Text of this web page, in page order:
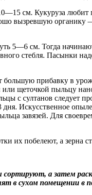
см. Кукуруза
вызревшую
5—6 см. Тогда
стебля. Пасынки
прибавку в
или щеточкой пыльцу
с султанов следует
Искусственное
завязей. Для
их побелеют, а зерна
сортируют, а затем
в сухом помещении в